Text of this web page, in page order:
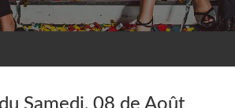
Samedi, 08 de Août